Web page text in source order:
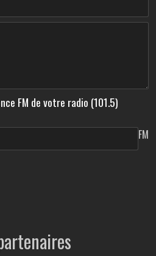
FM de votre radio (101.5)
FM